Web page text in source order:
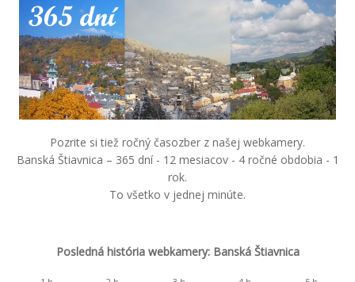
Pozrite si tiež ročný časozber z našej webkamery.
Banská Štiavnica – 365 dní - 12 mesiacov - 4 ročné obdobia - 1
rok.
To všetko v jednej minúte.
Posledná história webkamery: Banská Štiavnica